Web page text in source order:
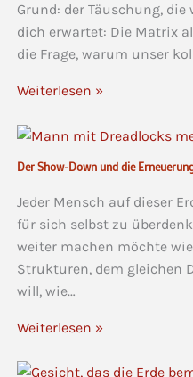
Grund: der Täuschung,
dich erwartet: Die Matrix
die Frage, warum unser
Weiterlesen »
Der Show-Down und die
Jeder Mensch auf dieser
für sich selbst zu
weiter machen möchte
Strukturen, dem gleichen
will, wie…
Weiterlesen »